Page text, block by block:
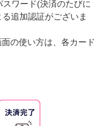
ワード(決済のたびに
追加認証がございま
の使い方は、各カード